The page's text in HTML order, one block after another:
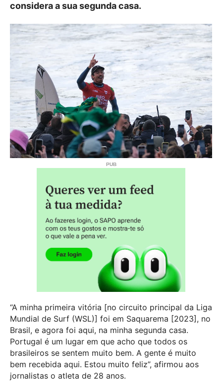
considera a sua segunda casa.
“A minha primeira vitória [no circuito principal da Liga
Mundial de Surf (WSL)] foi em Saquarema [2023], no
Brasil, e agora foi aqui, na minha segunda casa.
Portugal é um lugar em que acho que todos os
brasileiros se sentem muito bem. A gente é muito
bem recebida aqui. Estou muito feliz”, afirmou aos
jornalistas o atleta de 28 anos.